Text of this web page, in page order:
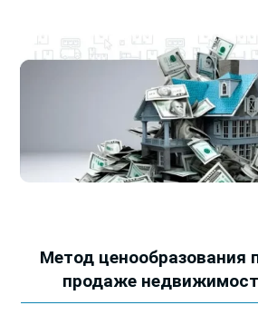
Метод ценообразования
продаже